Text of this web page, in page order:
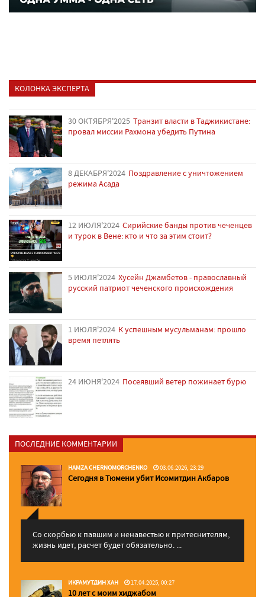
КОЛОНКА ЭКСПЕРТА
30 ОКТЯБРЯ'2025 Транзит власти в Таджикистане:
провал миссии Рахмона убедить Путина
8 ДЕКАБРЯ'2024 Поздравление с уничтожением
режима Асада
12 ИЮЛЯ'2024 Сирийские банды против чеченцев
и турок в Вене: кто и что за этим стоит?
5 ИЮЛЯ'2024 Хусейн Джамбетов - православный
русский патриот чеченского происхождения
1 ИЮЛЯ'2024 К успешным мусульманам: прошло
время петлять
24 ИЮНЯ'2024 Посеявший ветер пожинает бурю
ПОСЛЕДНИЕ КОММЕНТАРИИ
HAMZA CHERNOMORCHENKO 03.06.2026, 23:29
Сегодня в Тюмени убит Исомитдин Акбаров
Со скорбью к павшим и ненавестью к притеснителям,
жизнь идет, расчет будет обязательно. ...
ИКРАМУТДИН ХАН 17.04.2025, 00:27
10 лет с моим хиджабом